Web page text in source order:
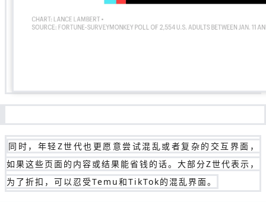
同时，年轻Z世代也更愿意尝试混乱或者复杂的交互界面，
如果这些页面的内容或结果能省钱的话。大部分Z世代表示，
为了折扣，可以忍受Temu和TikTok的混乱界面。